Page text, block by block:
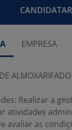
EMPRESA
Realizar a
atividades
avaliar as